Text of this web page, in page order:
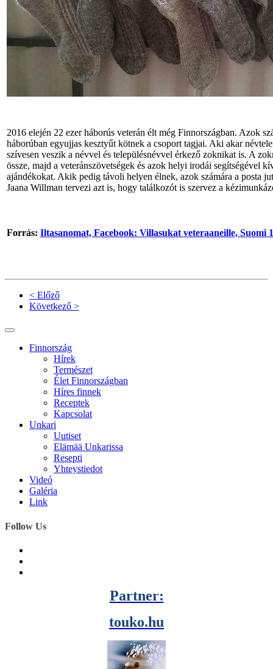
2016 elején 22 ezer háborús veterán élt még Finnországban. Azok
háborúban egyujjas kesztyűt kötnek a csoport tagjai. Aki akar
szívesen veszik a névvel és településnévvel érkező zoknikat is. A
össze, majd a veteránszövetségek és azok helyi irodái segítségével
ajándékokat. Akik pedig távoli helyen élnek, azok számára a posta
Jaana Willman tervezi azt is, hogy találkozót is szervez a
Forrás: Iltasanomat, Facebook: Villasukat veteraaneille, Suomi
< Előző
Következő >
Finnország
Hírek
Természet
Élet Finnországban
Híres finnek
Receptek
Kapcsolat
Unkari
Uutiset
Elämää Unkarissa
Resepti
Yhteystiedot
Videó
Galéria
Link
Follow Us
Partner:
touko.hu